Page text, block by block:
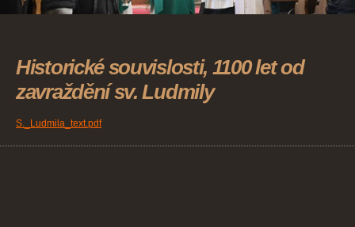
Historické souvislosti, 1100 let od
zavraždění sv. Ludmily
S._Ludmila_text.pdf